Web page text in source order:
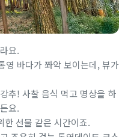
요.
영 바다가 쫘악 보이는데, 뷰가
추! 사찰 음식 먹고 명상을 하
요.
한 선물 같은 시간이죠.